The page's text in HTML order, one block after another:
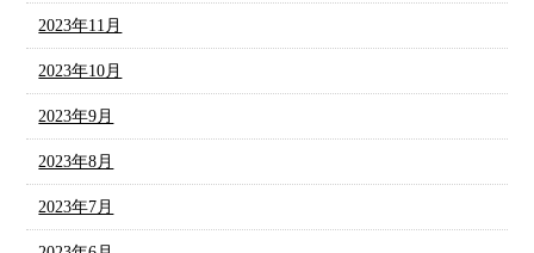
2023年11月
2023年10月
2023年9月
2023年8月
2023年7月